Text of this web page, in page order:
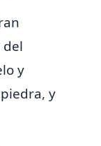
del
y
y